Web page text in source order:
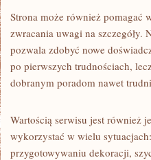
Strona może również pomagać
zwracania uwagi na
pozwala zdobyć nowe
po pierwszych trudnościach,
dobranym poradom nawet
Wartością serwisu jest również
wykorzystać w wielu
przygotowywaniu dekoracji,